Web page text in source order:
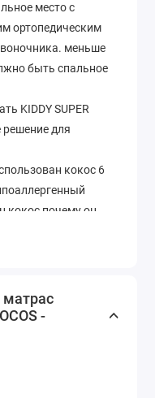
место с
ортопедическим
меньше
быть спальное
KIDDY SUPER
решение для
кокос 6
кокос почему он
упругий и
KIDDY SUPER
имеющая
детской
стоимость
матрас
-